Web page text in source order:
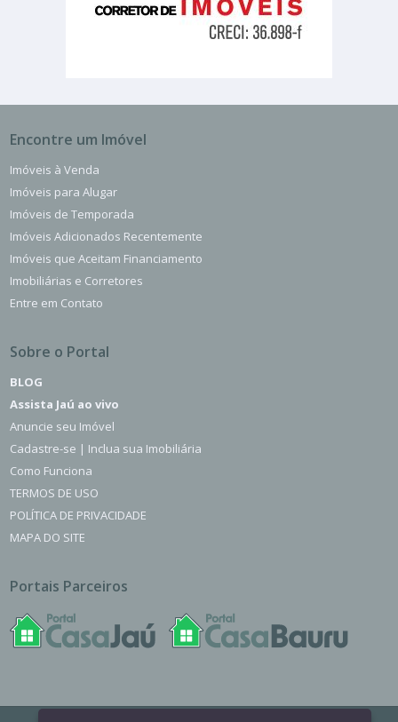
Encontre um Imóvel
Imóveis à Venda
Imóveis para Alugar
Imóveis de Temporada
Imóveis Adicionados Recentemente
Imóveis que Aceitam Financiamento
Imobiliárias e Corretores
Entre em Contato
Sobre o Portal
BLOG
Assista Jaú ao vivo
Anuncie seu Imóvel
Cadastre-se | Inclua sua Imobiliária
Como Funciona
TERMOS DE USO
POLÍTICA DE PRIVACIDADE
MAPA DO SITE
Portais Parceiros